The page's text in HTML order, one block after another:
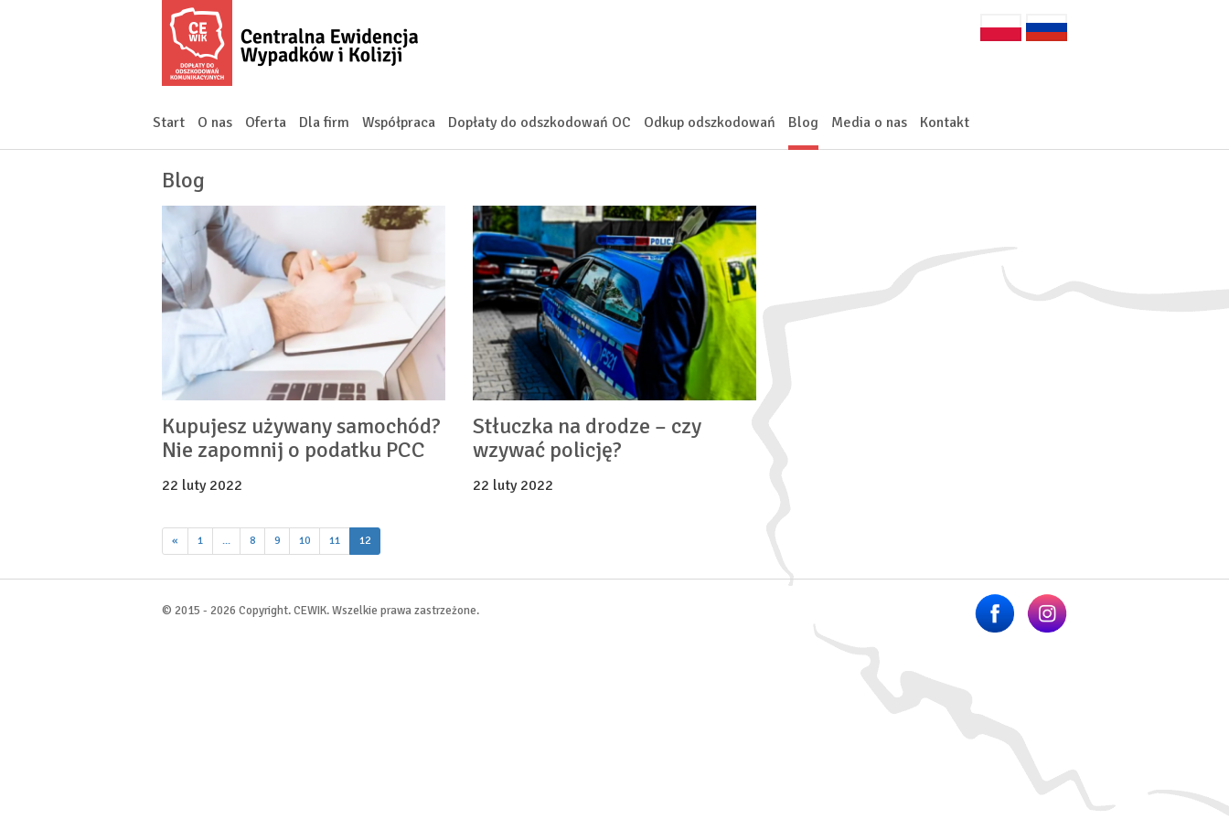
Start O nas Oferta Dla firm Współpraca Dopłaty do odszkodowań OC Odkup odszkodowań Blog Media o nas Kontakt
Blog
Kupujesz używany samochód?
Nie zapomnij o podatku PCC
22 luty 2022
Stłuczka na drodze – czy
wzywać policję?
22 luty 2022
« 1 ... 8 9 10 11 12(current)
© 2015 - 2026 Copyright. CEWIK. Wszelkie prawa zastrzeżone.